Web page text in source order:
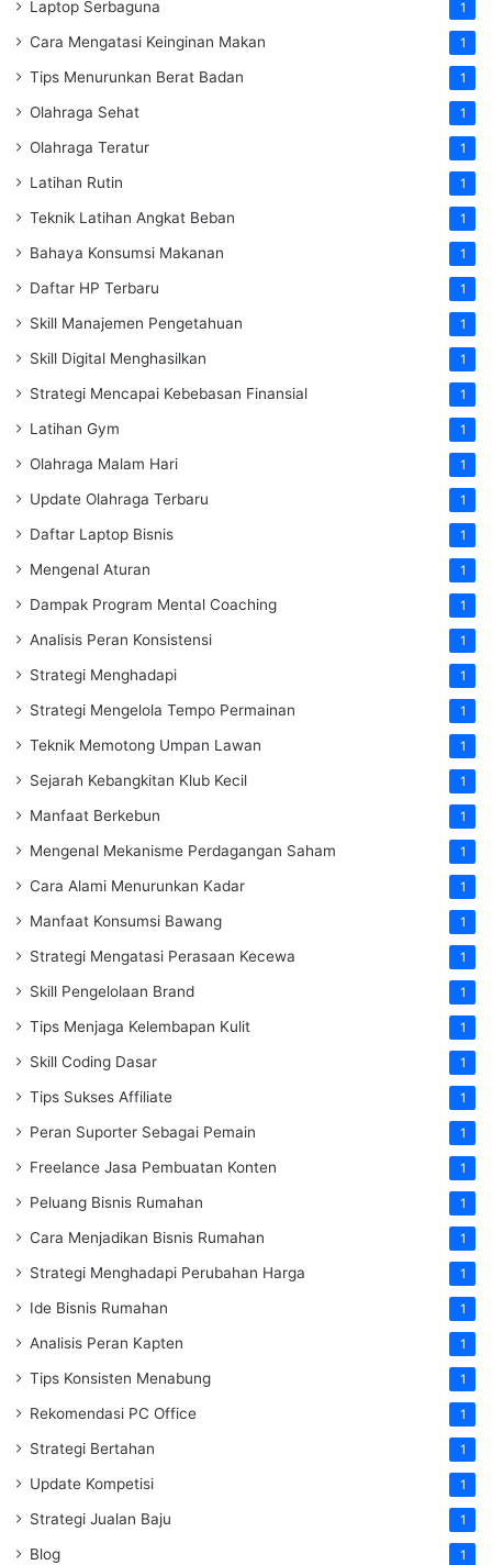
Laptop Serbaguna 1
Cara Mengatasi Keinginan Makan 1
Tips Menurunkan Berat Badan 1
Olahraga Sehat 1
Olahraga Teratur 1
Latihan Rutin 1
Teknik Latihan Angkat Beban 1
Bahaya Konsumsi Makanan 1
Daftar HP Terbaru 1
Skill Manajemen Pengetahuan 1
Skill Digital Menghasilkan 1
Strategi Mencapai Kebebasan Finansial 1
Latihan Gym 1
Olahraga Malam Hari 1
Update Olahraga Terbaru 1
Daftar Laptop Bisnis 1
Mengenal Aturan 1
Dampak Program Mental Coaching 1
Analisis Peran Konsistensi 1
Strategi Menghadapi 1
Strategi Mengelola Tempo Permainan 1
Teknik Memotong Umpan Lawan 1
Sejarah Kebangkitan Klub Kecil 1
Manfaat Berkebun 1
Mengenal Mekanisme Perdagangan Saham 1
Cara Alami Menurunkan Kadar 1
Manfaat Konsumsi Bawang 1
Strategi Mengatasi Perasaan Kecewa 1
Skill Pengelolaan Brand 1
Tips Menjaga Kelembapan Kulit 1
Skill Coding Dasar 1
Tips Sukses Affiliate 1
Peran Suporter Sebagai Pemain 1
Freelance Jasa Pembuatan Konten 1
Peluang Bisnis Rumahan 1
Cara Menjadikan Bisnis Rumahan 1
Strategi Menghadapi Perubahan Harga 1
Ide Bisnis Rumahan 1
Analisis Peran Kapten 1
Tips Konsisten Menabung 1
Rekomendasi PC Office 1
Strategi Bertahan 1
Update Kompetisi 1
Strategi Jualan Baju 1
Blog 1